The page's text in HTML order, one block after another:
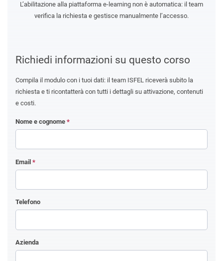
Richiedi informazioni su questo corso
Compila il modulo con i tuoi dati: il team ISFEL riceverà subito la
richiesta e ti ricontatterà con tutti i dettagli su attivazione, contenuti
e costi.
Nome e cognome *
Email *
Telefono
Azienda
L’abilitazione alla piattaforma e-learning non è automatica: il team
verifica la richiesta e gestisce manualmente l’accesso.